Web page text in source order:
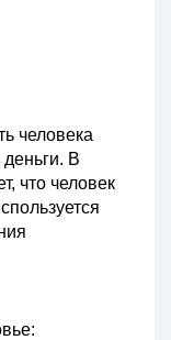
человека
В
что человек